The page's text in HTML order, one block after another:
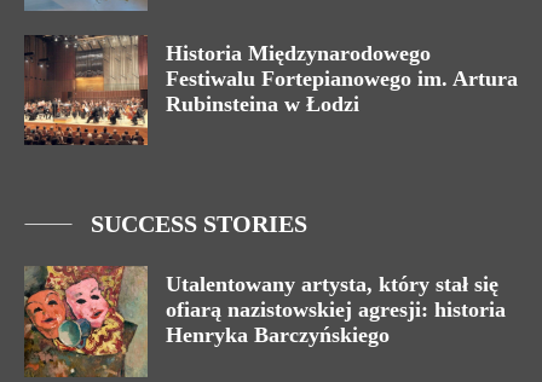
Historia Międzynarodowego
Festiwalu Fortepianowego im. Artura
Rubinsteina w Łodzi
SUCCESS STORIES
Utalentowany artysta, który stał się
ofiarą nazistowskiej agresji: historia
Henryka Barczyńskiego